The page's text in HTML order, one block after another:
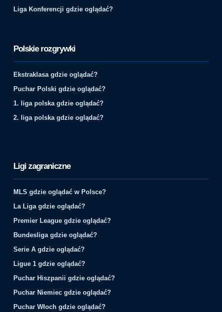
Liga Konferencji gdzie oglądać?
Polskie rozgrywki
Ekstraklasa gdzie oglądać?
Puchar Polski gdzie oglądać?
1. liga polska gdzie oglądać?
2. liga polska gdzie oglądać?
Ligi zagraniczne
MLS gdzie oglądać w Polsce?
La Liga gdzie oglądać?
Premier League gdzie oglądać?
Bundesliga gdzie oglądać?
Serie A gdzie oglądać?
Ligue 1 gdzie oglądać?
Puchar Hiszpanii gdzie oglądać?
Puchar Niemiec gdzie oglądać?
Puchar Włoch gdzie oglądać?